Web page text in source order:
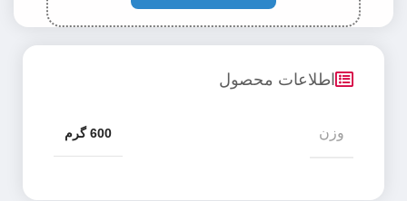
اطلاعات محصول
وزن 600 گرم